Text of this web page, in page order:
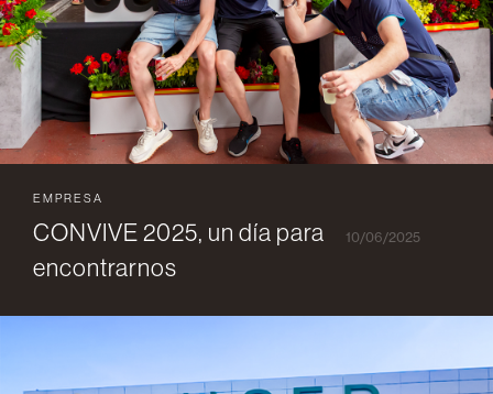
EMPRESA
CONVIVE 2025, un día para
encontrarnos
10/06/2025